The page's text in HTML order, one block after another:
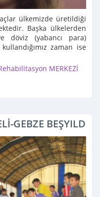
ülkemizde üretildiği
Başka ülkelerden
döviz (yabancı para)
zaman ise
MERKEZİ
GEBZE